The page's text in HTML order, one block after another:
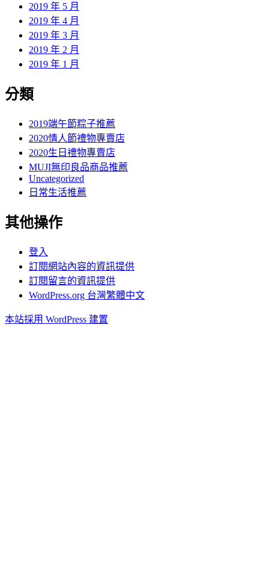
2019 年 5 月
2019 年 4 月
2019 年 3 月
2019 年 2 月
2019 年 1 月
分類
2019端午節粽子推薦
2020情人節禮物專賣店
2020生日禮物專賣店
MUJI無印良品商品推薦
Uncategorized
日常生活推薦
其他操作
登入
訂閱網站內容的資訊提供
訂閱留言的資訊提供
WordPress.org 台灣繁體中文
本站採用 WordPress 建置